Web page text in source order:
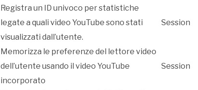
Registra un ID univoco per statistiche
legate a quali video YouTube sono stati
visualizzati dall’utente.
Session
Memorizza le preferenze del lettore video
dell’utente usando il video YouTube
incorporato
Session